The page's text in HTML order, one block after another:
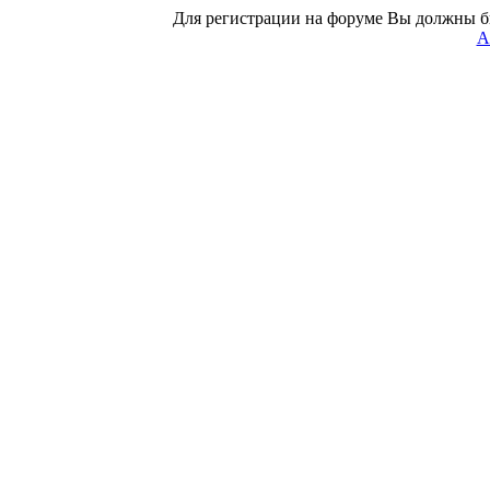
Для регистрации на форуме Вы должны